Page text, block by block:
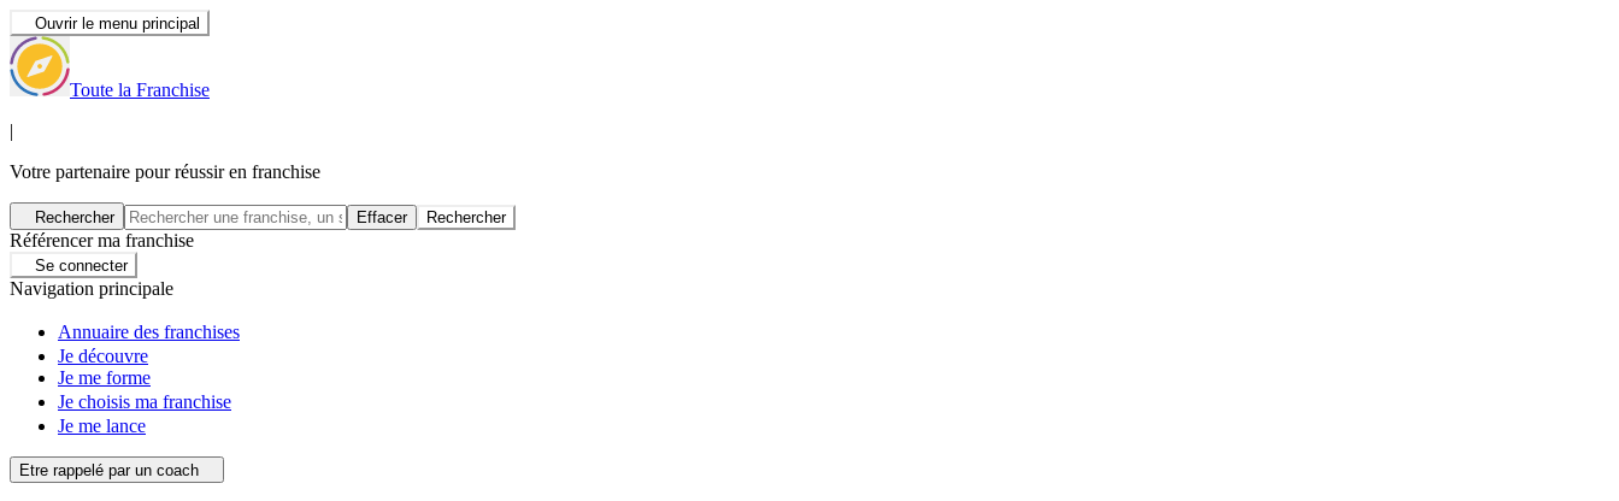
Ouvrir le menu principal
Toute la Franchise
|
Votre partenaire pour réussir en franchise
Rechercher Effacer Rechercher
Référencer ma franchise
Se connecter
Navigation principale
Annuaire des franchises
Je découvre
Je me forme
Je choisis ma franchise
Je me lance
Etre rappelé par un coach